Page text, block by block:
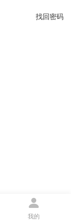
找回密码
我的